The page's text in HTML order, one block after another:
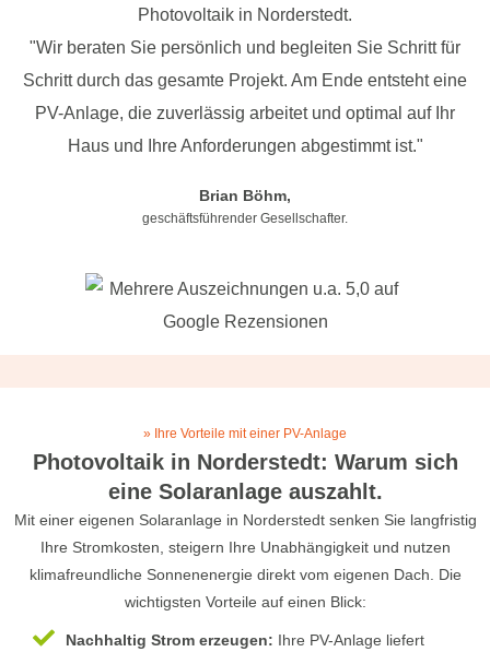
"Wir beraten Sie persönlich und begleiten Sie Schritt für
Schritt durch das gesamte Projekt. Am Ende entsteht eine
PV-Anlage, die zuverlässig arbeitet und optimal auf Ihr
Haus und Ihre Anforderungen abgestimmt ist."
Brian Böhm,
geschäftsführender Gesellschafter.
» Ihre Vorteile mit einer PV-Anlage
Photovoltaik in Norderstedt: Warum sich
eine Solaranlage auszahlt.
Mit einer eigenen Solaranlage in Norderstedt senken Sie langfristig
Ihre Stromkosten, steigern Ihre Unabhängigkeit und nutzen
klimafreundliche Sonnenenergie direkt vom eigenen Dach. Die
wichtigsten Vorteile auf einen Blick:
Nachhaltig Strom erzeugen: Ihre PV-Anlage liefert